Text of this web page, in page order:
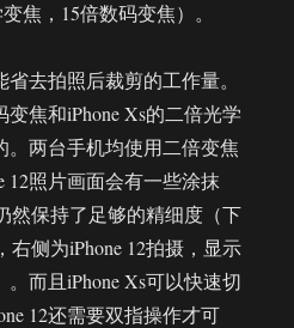
焦，15倍数码变焦）。
去拍照后裁剪的工作量。
变焦和iPhone Xs的二倍光学
。两台手机均使用二倍变焦
12照片画面会有一些涂抹
然保持了足够的精细度（下
右侧为iPhone 12拍摄，显示
而且iPhone Xs可以快速切
12还需要双指操作才可